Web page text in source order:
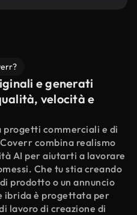
e generati
velocità e
progetti commerciali e di
combina realismo
AI per aiutarti a lavorare
Che tu stia creando
prodotto o un annuncio
ibrida è progettata per
lavoro di creazione di